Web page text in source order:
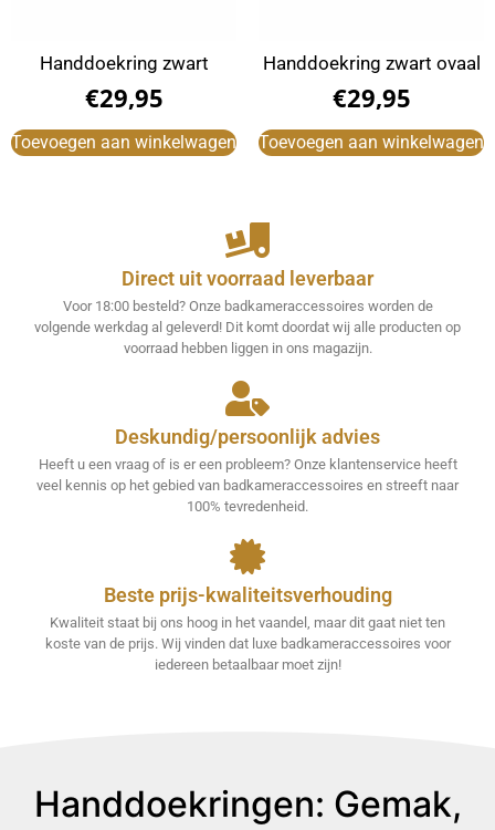
Handdoekring zwart
€29,95
Toevoegen aan winkelwagen
Handdoekring zwart ovaal
€29,95
Toevoegen aan winkelwagen
Direct uit voorraad leverbaar
Voor 18:00 besteld? Onze badkameraccessoires worden de
volgende werkdag al geleverd! Dit komt doordat wij alle producten op
voorraad hebben liggen in ons magazijn.
Deskundig/persoonlijk advies
Heeft u een vraag of is er een probleem? Onze klantenservice heeft
veel kennis op het gebied van badkameraccessoires en streeft naar
100% tevredenheid.
Beste prijs-kwaliteitsverhouding
Kwaliteit staat bij ons hoog in het vaandel, maar dit gaat niet ten
koste van de prijs. Wij vinden dat luxe badkameraccessoires voor
iedereen betaalbaar moet zijn!
Handdoekringen: Gemak,